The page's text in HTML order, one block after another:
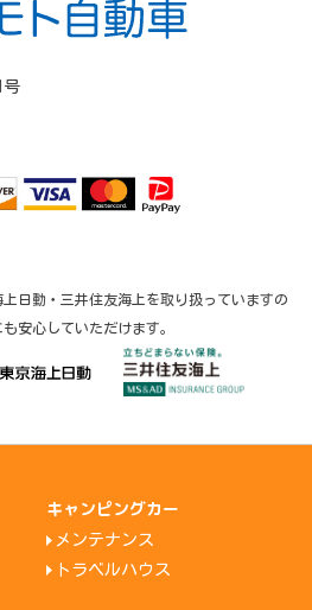
号
日動・三井住友海上を取り扱っていますの
安心していただけます。
キャンピングカー
メンテナンス
トラベルハウス